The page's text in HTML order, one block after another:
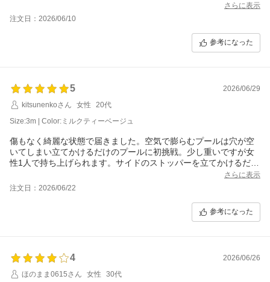
ただ色味は最高に可愛いです!
今までのおうちプールで１番大きいので子供たちは大喜びです！
破れず長く持ってくれることを期待しています。
さらに表示
注文日：2026/06/10
参考になった
5
2026/06/29
kitsunenkoさん
女性
20代
Size:3m | Color:ミルクティーベージュ
傷もなく綺麗な状態で届きました。空気で膨らむプールは穴が空
いてしまい立てかけるだけのプールに初挑戦。少し重いですが女
性1人で持ち上げられます。サイドのストッパーを立てかけるだけ
なので簡単に準備できました。3cmくらいの深さだと五分程で水
が溜まりました。2歳児はプールが広いので大喜びでした。
さらに表示
注文日：2026/06/22
参考になった
4
2026/06/26
ほのまま0615さん
女性
30代